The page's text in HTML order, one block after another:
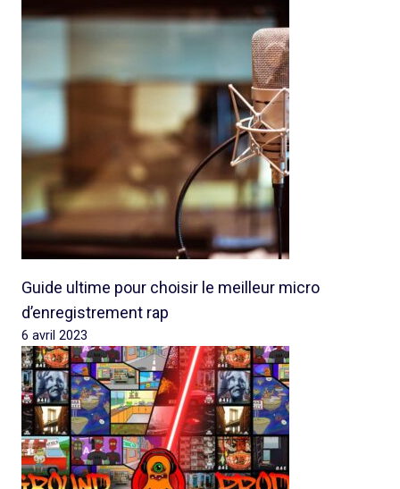
Guide ultime pour choisir le meilleur micro
d’enregistrement rap
6 avril 2023